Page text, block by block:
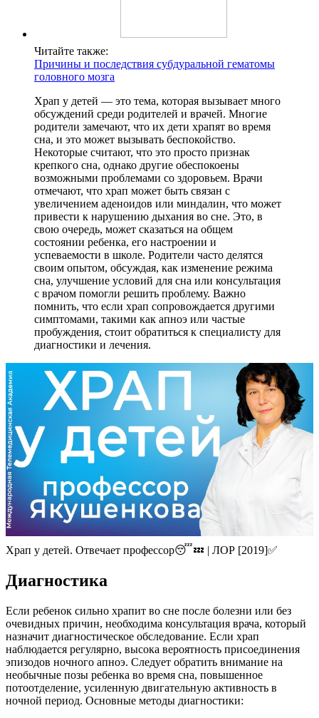
Читайте также:
Причины и последствия субдуральной гематомы
головного мозга
Храп у детей — это тема, которая вызывает много
обсуждений среди родителей и врачей. Многие
родители замечают, что их дети храпят во время
сна, и это может вызывать беспокойство.
Некоторые считают, что это просто признак
крепкого сна, однако другие обеспокоены
возможными проблемами со здоровьем. Врачи
отмечают, что храп может быть связан с
увеличением аденоидов или миндалин, что может
привести к нарушению дыхания во сне. Это, в
свою очередь, может сказаться на общем
состоянии ребенка, его настроении и
успеваемости в школе. Родители часто делятся
своим опытом, обсуждая, как изменение режима
сна, улучшение условий для сна или консультация
с врачом помогли решить проблему. Важно
помнить, что если храп сопровождается другими
симптомами, такими как апноэ или частые
пробуждения, стоит обратиться к специалисту для
диагностики и лечения.
Храп у детей. Отвечает профессор😴💤 | ЛОР [2019]✅
Диагностика
Если ребенок сильно храпит во сне после болезни или без
очевидных причин, необходима консультация врача, который
назначит диагностическое обследование. Если храп
наблюдается регулярно, высока вероятность присоединения
эпизодов ночного апноэ. Следует обратить внимание на
необычные позы ребенка во время сна, повышенное
потоотделение, усиленную двигательную активность в
ночной период. Основные методы диагностики: